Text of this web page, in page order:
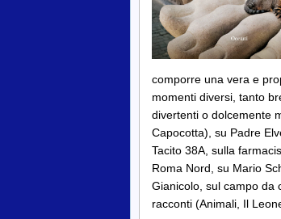
comporre una vera e
momenti diversi, tanto
divertenti o dolcemente
Capocotta), su Padre
Tacito 38A, sulla
Roma Nord, su Mario
Gianicolo, sul campo da
racconti (Animali, Il